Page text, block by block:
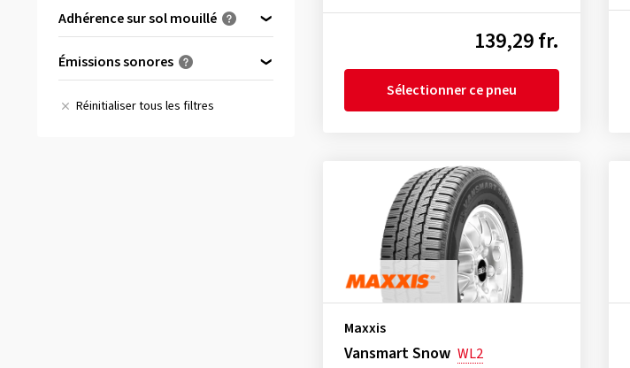
Matador
Maxxis(3)
MICHELIN (4)
Nankang
B (15)
C (43)
Adhérence sur sol mouillé
B (34)
C (22)
Émissions sonores
Réinitialiser tous les filtres
139,29 fr.
Sélectionner ce pneu
Maxxis
Vansmart Snow WL2